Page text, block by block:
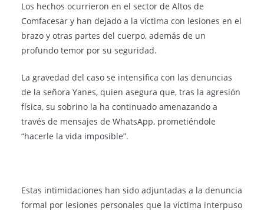
Los hechos ocurrieron en el sector de Altos de
Comfacesar y han dejado a la víctima con lesiones en el
brazo y otras partes del cuerpo, además de un
profundo temor por su seguridad.
La gravedad del caso se intensifica con las denuncias
de la señora Yanes, quien asegura que, tras la agresión
física, su sobrino la ha continuado amenazando a
través de mensajes de WhatsApp, prometiéndole
“hacerle la vida imposible”.
Estas intimidaciones han sido adjuntadas a la denuncia
formal por lesiones personales que la víctima interpuso